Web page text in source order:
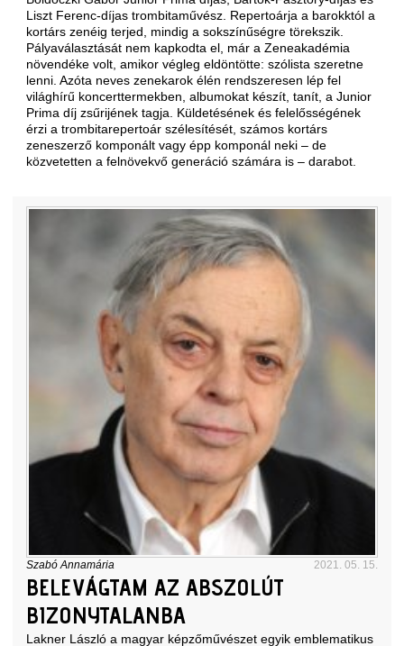
Liszt Ferenc-díjas trombitaművész. Repertoárja a barokktól a
kortárs zenéig terjed, mindig a sokszínűségre törekszik.
Pályaválasztását nem kapkodta el, már a Zeneakadémia
növendéke volt, amikor végleg eldöntötte: szólista szeretne
lenni. Azóta neves zenekarok élén rendszeresen lép fel
világhírű koncerttermekben, albumokat készít, tanít, a Junior
Prima díj zsűrijének tagja. Küldetésének és felelősségének
érzi a trombitarepertoár szélesítését, számos kortárs
zeneszerző komponált vagy épp komponál neki ‒ de
közvetetten a felnövekvő generáció számára is ‒ darabot.
Szabó Annamária 2021. 05. 15.
BELEVÁGTAM AZ ABSZOLÚT
BIZONYTALANBA
Lakner László a magyar képzőművészet egyik emblematikus